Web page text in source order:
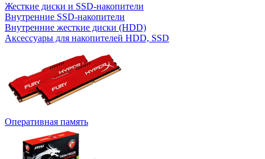
Жесткие диски и SSD-накопители
Внутренние SSD-накопители
Внутренние жесткие диски (HDD)
Аксессуары для накопителей HDD, SSD
Оперативная память